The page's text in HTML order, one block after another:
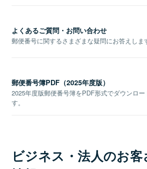
よくあるご質問・お問い合わせ
郵便番号に関するさまざまな疑問にお答えしま
郵便番号簿PDF（2025年度版）
2025年度版郵便番号簿をPDF形式でダウンロー
す。
ビジネス・法人のお